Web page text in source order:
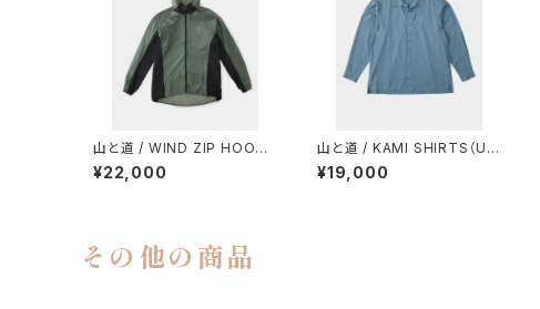
山と道 / WIND ZIP HOODY
（UNISEX）
¥22,000
山と道 / KAMI SHIRTS（UN
ISEX）
¥19,000
その他の商品